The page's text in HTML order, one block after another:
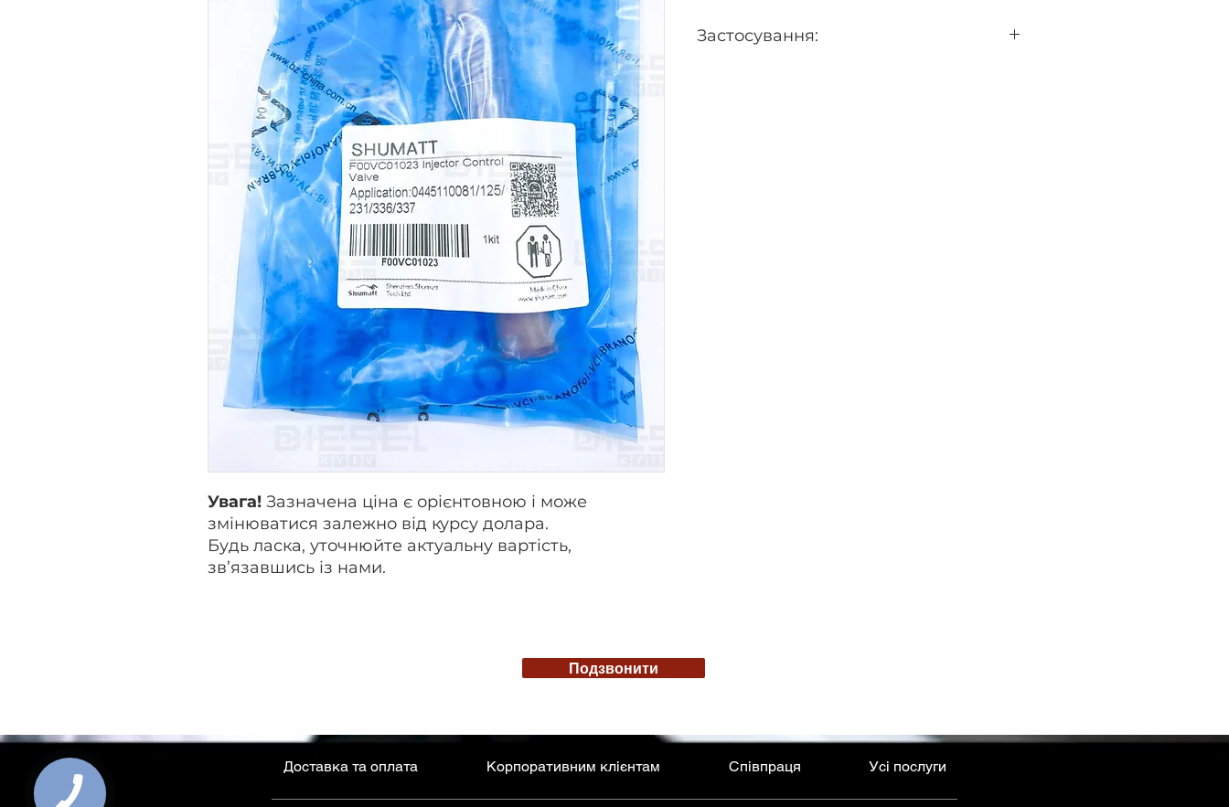
Увага! Зазначена ціна є орієнтовною і може
змінюватися залежно від курсу долара.
Будь ласка, уточнюйте актуальну вартість,
зв’язавшись із нами.
Застосування:
Подзвонити
Доставка та оплата Корпоративним клієнтам Співпраця Усі послуги